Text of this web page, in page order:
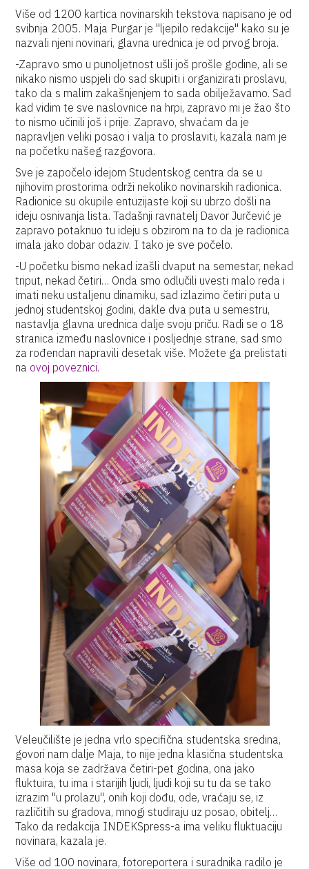
Više od 1200 kartica novinarskih tekstova napisano je od
svibnja 2005. Maja Purgar je ''ljepilo redakcije'' kako su je
nazvali njeni novinari, glavna urednica je od prvog broja.
-Zapravo smo u punoljetnost ušli još prošle godine, ali se
nikako nismo uspjeli do sad skupiti i organizirati proslavu,
tako da s malim zakašnjenjem to sada obilježavamo. Sad
kad vidim te sve naslovnice na hrpi, zapravo mi je žao što
to nismo učinili još i prije. Zapravo, shvaćam da je
napravljen veliki posao i valja to proslaviti, kazala nam je
na početku našeg razgovora.
Sve je započelo idejom Studentskog centra da se u
njihovim prostorima održi nekoliko novinarskih radionica.
Radionice su okupile entuzijaste koji su ubrzo došli na
ideju osnivanja lista. Tadašnji ravnatelj Davor Jurčević je
zapravo potaknuo tu ideju s obzirom na to da je radionica
imala jako dobar odaziv. I tako je sve počelo.
-U početku bismo nekad izašli dvaput na semestar, nekad
triput, nekad četiri… Onda smo odlučili uvesti malo reda i
imati neku ustaljenu dinamiku, sad izlazimo četiri puta u
jednoj studentskoj godini, dakle dva puta u semestru,
nastavlja glavna urednica dalje svoju priču. Radi se o 18
stranica između naslovnice i posljednje strane, sad smo
za rođendan napravili desetak više. Možete ga prelistati
na ovoj poveznici.
Veleučilište je jedna vrlo specifična studentska sredina,
govori nam dalje Maja, to nije jedna klasična studentska
masa koja se zadržava četiri-pet godina, ona jako
fluktuira, tu ima i starijih ljudi, ljudi koji su tu da se tako
izrazim ''u prolazu'', onih koji dođu, ode, vraćaju se, iz
različitih su gradova, mnogi studiraju uz posao, obitelj…
Tako da redakcija INDEKSpress-a ima veliku fluktuaciju
novinara, kazala je.
Više od 100 novinara, fotoreportera i suradnika radilo je